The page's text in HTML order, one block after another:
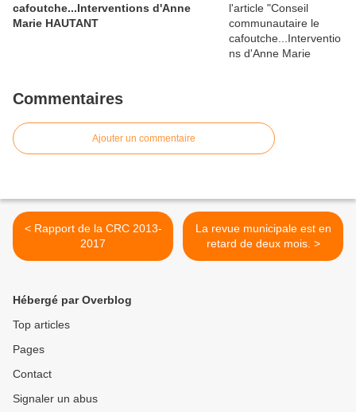
cafoutche...Interventions d'Anne
Marie HAUTANT
Commentaires
Ajouter un commentaire
< Rapport de la CRC 2013-
2017
La revue municipale est en
retard de deux mois. >
Hébergé par Overblog
Top articles
Pages
Contact
Signaler un abus